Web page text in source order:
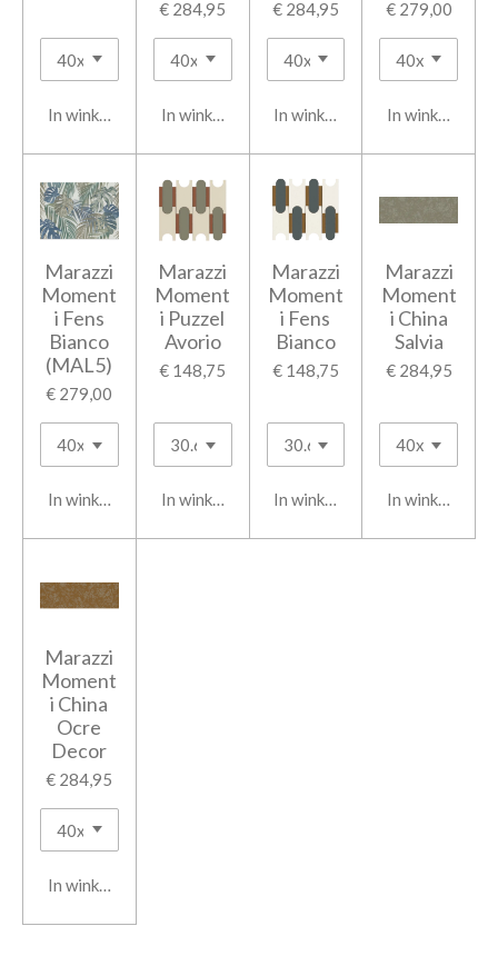
In winkelwagen
€ 284,95
In winkelwagen
€ 284,95
In winkelwagen
€ 279,00
In
Marazzi
Moment
i Fens
Bianco
(MAL5)
€ 279,00
In winkelwagen
Marazzi
Moment
i Puzzel
Avorio
€ 148,75
In winkelwagen
Marazzi
Moment
i Fens
Bianco
€ 148,75
In winkelwagen
Marazzi
Moment
i China
Salvia
€ 284,95
In
Marazzi
Moment
i China
Ocre
Decor
€ 284,95
In winkelwagen